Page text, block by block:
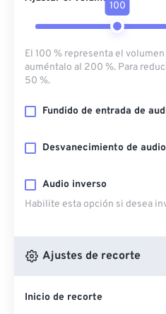
100
El 100 % representa el
auméntalo al 200 %. Para
50 %.
Fundido de entrada de
Desvanecimiento de audio
Audio inverso
Habilite esta opción si desea
Ajustes de recorte
Inicio de recorte